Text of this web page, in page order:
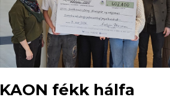
KAON fékk hálfa